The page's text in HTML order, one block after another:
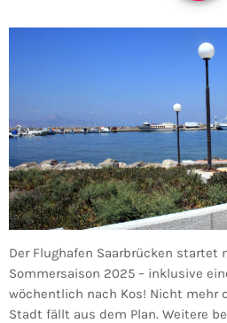
Der Flughafen Saarbrücken startet
Sommersaison 2025 – inklusive
wöchentlich nach Kos! Nicht mehr
Stadt fällt aus dem Plan. Weitere